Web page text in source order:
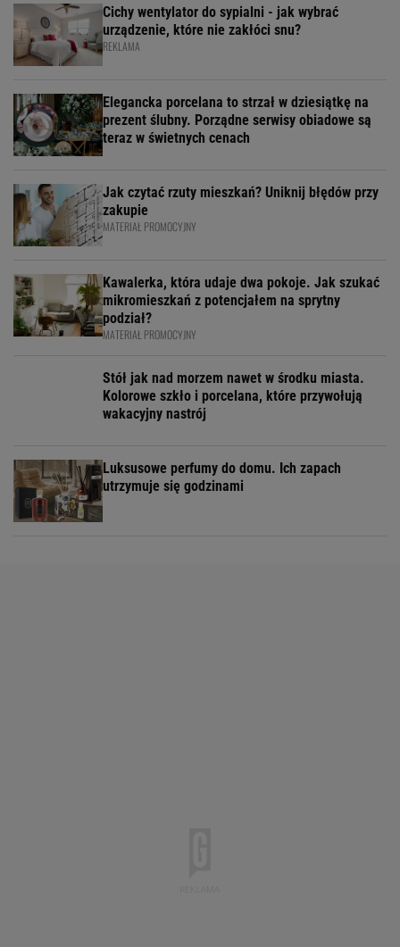
Cichy wentylator do sypialni - jak wybrać
urządzenie, które nie zakłóci snu?
REKLAMA
Elegancka porcelana to strzał w dziesiątkę na
prezent ślubny. Porządne serwisy obiadowe są
teraz w świetnych cenach
Jak czytać rzuty mieszkań? Uniknij błędów przy
zakupie
MATERIAŁ PROMOCYJNY
Kawalerka, która udaje dwa pokoje. Jak szukać
mikromieszkań z potencjałem na sprytny
podział?
MATERIAŁ PROMOCYJNY
Stół jak nad morzem nawet w środku miasta.
Kolorowe szkło i porcelana, które przywołują
wakacyjny nastrój
Luksusowe perfumy do domu. Ich zapach
utrzymuje się godzinami